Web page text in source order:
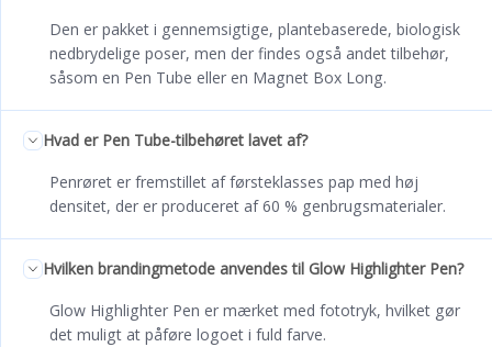
Den er pakket i gennemsigtige, plantebaserede, biologisk
nedbrydelige poser, men der findes også andet tilbehør,
såsom en Pen Tube eller en Magnet Box Long.
Hvad er Pen Tube-tilbehøret lavet af?
Penrøret er fremstillet af førsteklasses pap med høj
densitet, der er produceret af 60 % genbrugsmaterialer.
Hvilken brandingmetode anvendes til Glow Highlighter Pen?
Glow Highlighter Pen er mærket med fototryk, hvilket gør
det muligt at påføre logoet i fuld farve.